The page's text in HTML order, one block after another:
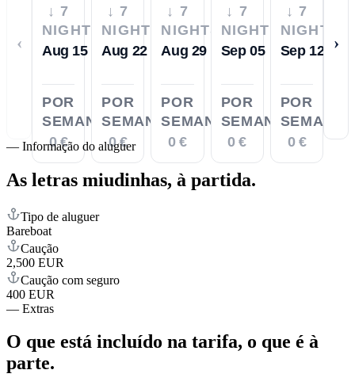
‹
↓ 7
NIGHTS
Aug 15
POR
SEMANA
0 €
↓ 7
NIGHTS
Aug 22
POR
SEMANA
0 €
↓ 7
NIGHTS
Aug 29
POR
SEMANA
0 €
↓ 7
NIGHTS
Sep 05
POR
SEMANA
0 €
↓ 7
NIGHTS
Sep 12
POR
SEMANA
0 €
›
— Informação do aluguer
As letras miudinhas, à partida.
Tipo de aluguer
Bareboat
Caução
2,500 EUR
Caução com seguro
400 EUR
— Extras
O que está incluído na tarifa, o que é à
parte.